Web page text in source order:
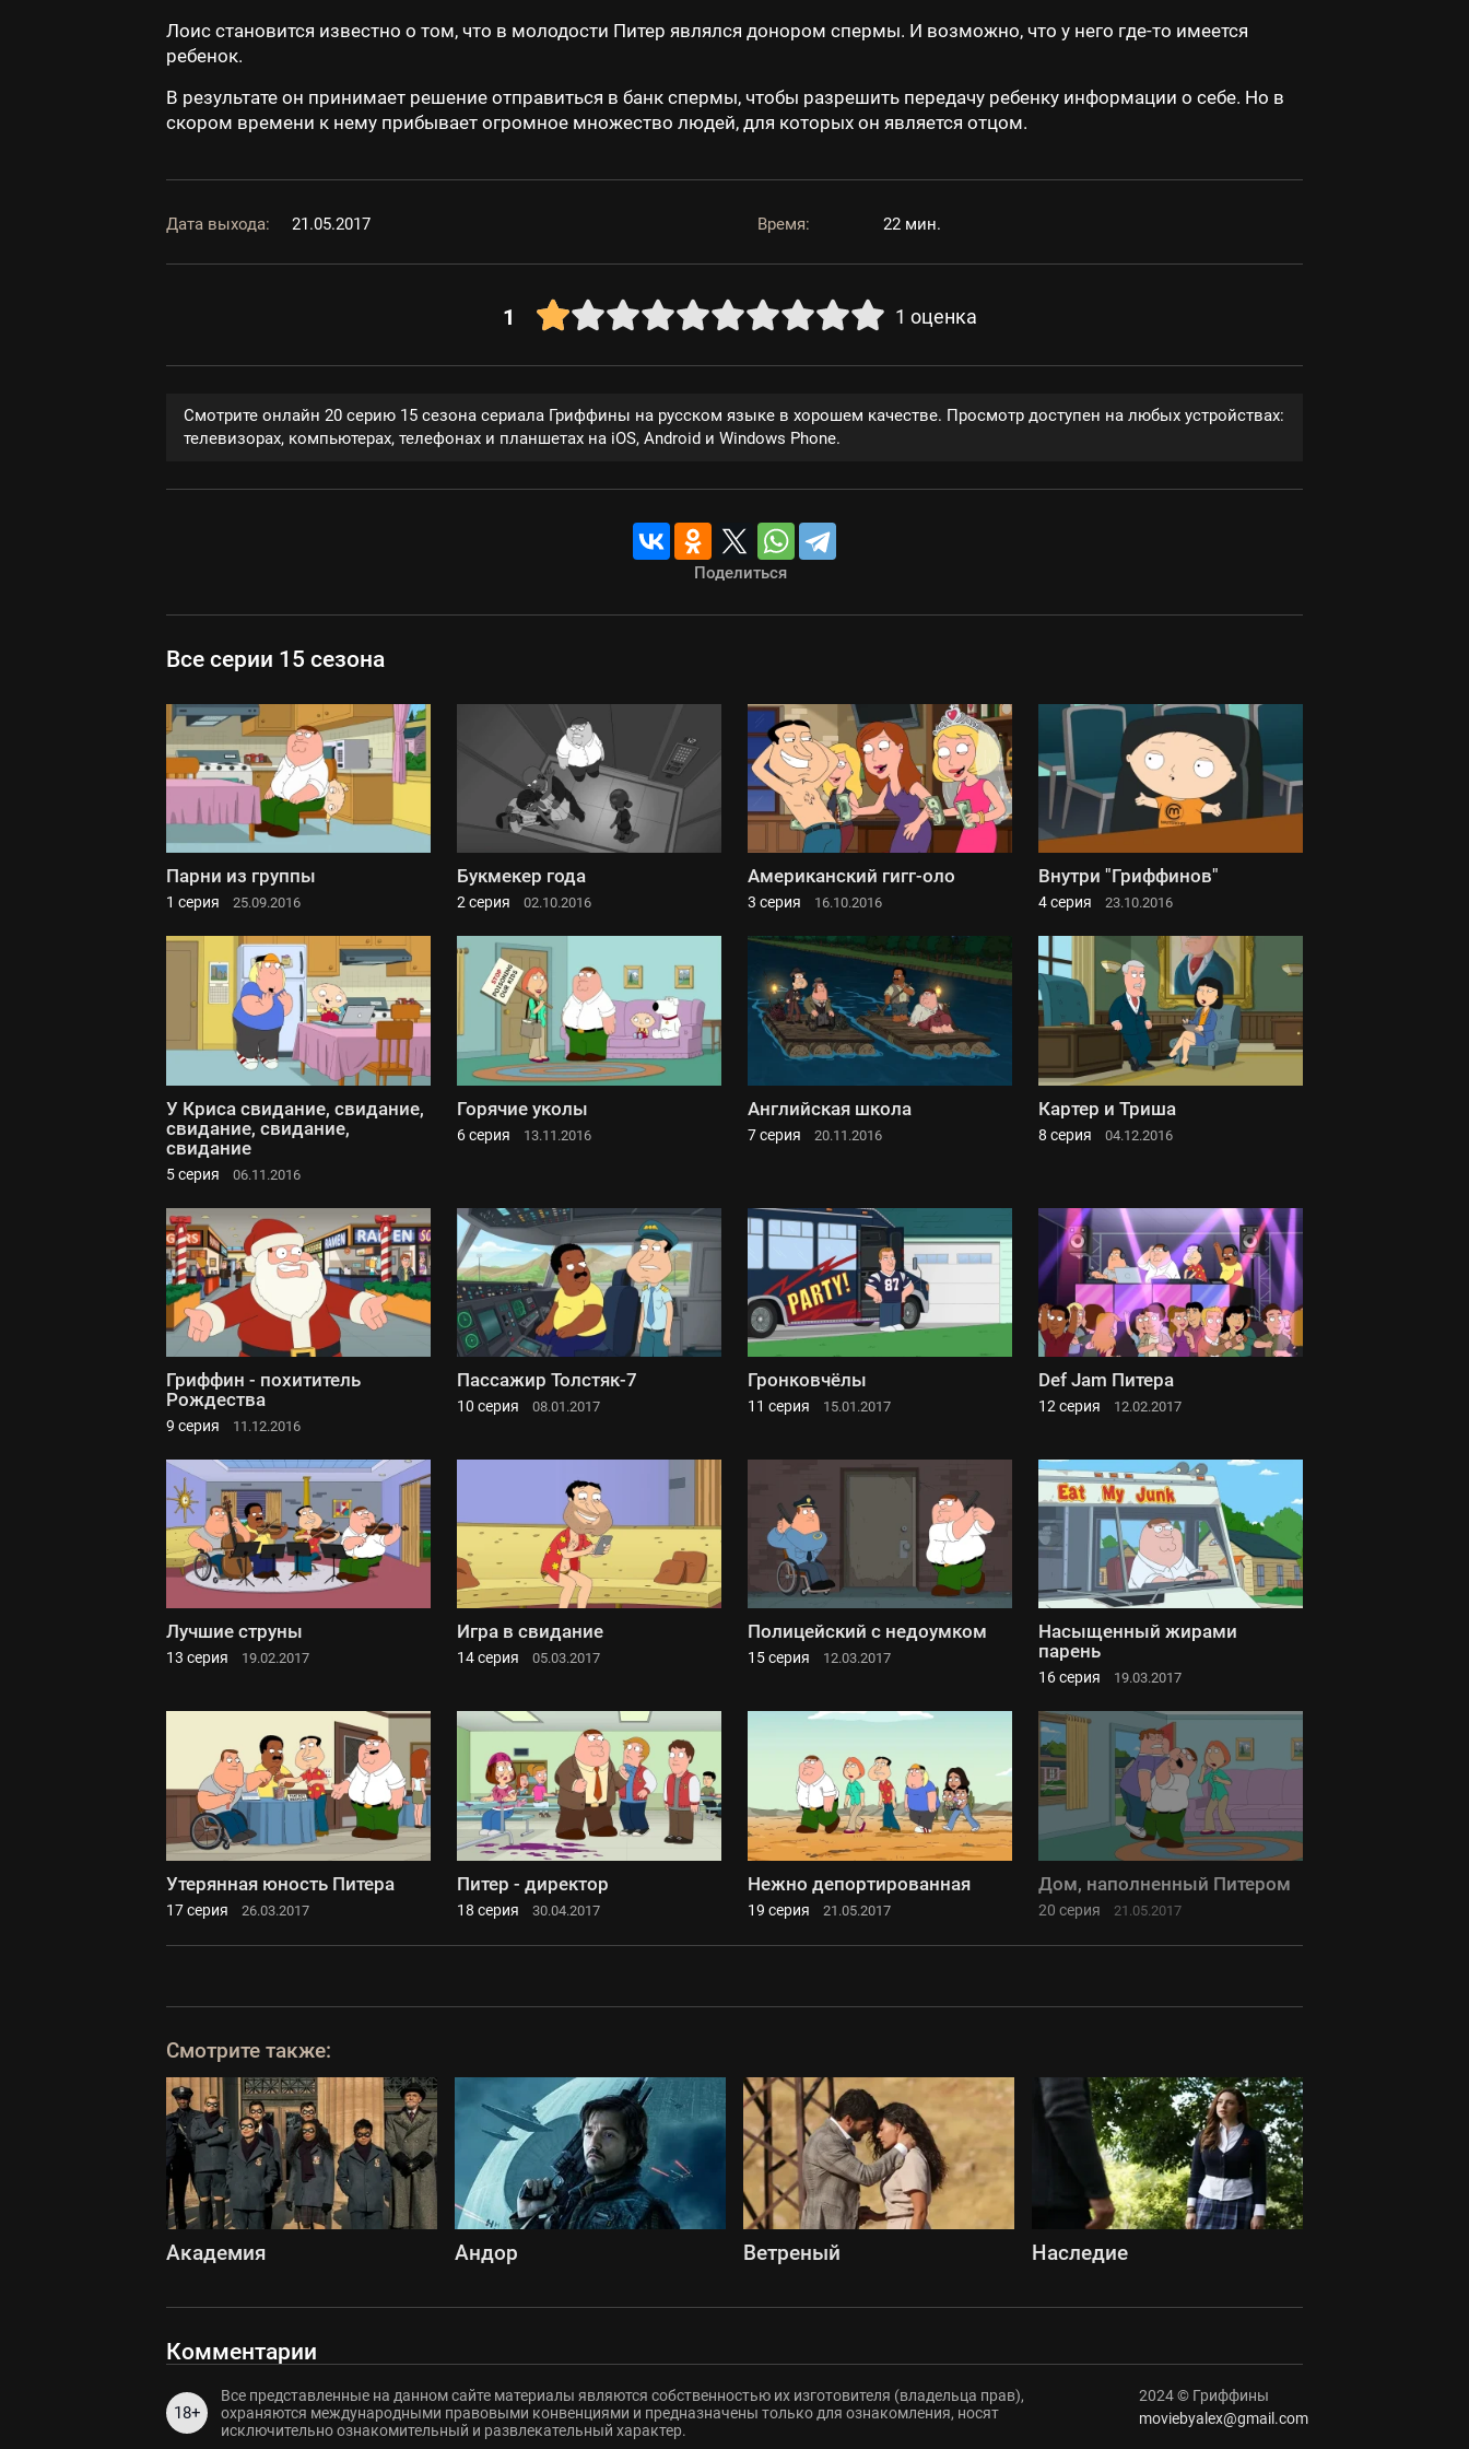
Лоис становится известно о том, что в молодости Питер являлся донором спермы. И возможно, что у него где-то имеется
ребенок.
В результате он принимает решение отправиться в банк спермы, чтобы разрешить передачу ребенку информации о себе. Но в
скором времени к нему прибывает огромное множество людей, для которых он является отцом.
Дата выхода: 21.05.2017 Время: 22 мин.
1 1 оценка
Смотрите онлайн 20 серию 15 сезона сериала Гриффины на русском языке в хорошем качестве. Просмотр доступен на любых устройствах:
телевизорах, компьютерах, телефонах и планшетах на iOS, Android и Windows Phone.
Поделиться
Все серии 15 сезона
Парни из группы
1 серия 25.09.2016
Букмекер года
2 серия 02.10.2016
Американский гигг-оло
3 серия 16.10.2016
Внутри "Гриффинов"
4 серия 23.10.2016
У Криса свидание, свидание,
свидание, свидание,
свидание
5 серия 06.11.2016
Горячие уколы
6 серия 13.11.2016
Английская школа
7 серия 20.11.2016
Картер и Триша
8 серия 04.12.2016
Гриффин - похититель
Рождества
9 серия 11.12.2016
Пассажир Толстяк-7
10 серия 08.01.2017
Гронковчёлы
11 серия 15.01.2017
Def Jam Питера
12 серия 12.02.2017
Лучшие струны
13 серия 19.02.2017
Игра в свидание
14 серия 05.03.2017
Полицейский с недоумком
15 серия 12.03.2017
Насыщенный жирами
парень
16 серия 19.03.2017
Утерянная юность Питера
17 серия 26.03.2017
Питер - директор
18 серия 30.04.2017
Нежно депортированная
19 серия 21.05.2017
Дом, наполненный Питером
20 серия 21.05.2017
Смотрите также:
Академия Андор Ветреный Наследие
Комментарии
18+
Все представленные на данном сайте материалы являются собственностью их изготовителя (владельца прав),
охраняются международными правовыми конвенциями и предназначены только для ознакомления, носят
исключительно ознакомительный и развлекательный характер.
2024 © Гриффины
moviebyalex@gmail.com